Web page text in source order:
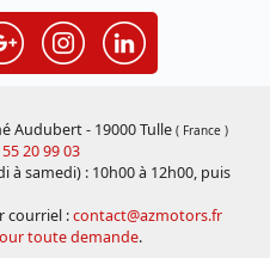
Audubert - 19000 Tulle ( France )
20 99 03
à samedi) : 10h00 à 12h00, puis
courriel :contact@azmotors.fr
toute demande.